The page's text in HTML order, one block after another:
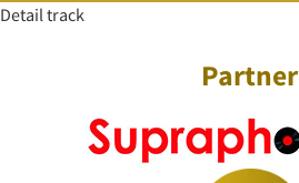
Detail track
Partner